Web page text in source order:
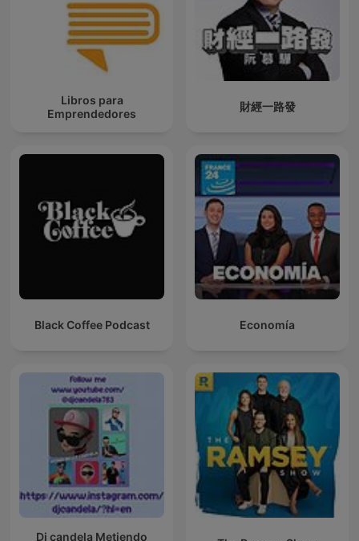
Libros para
Emprendedores
財經一路發
Black Coffee Podcast Economía
Dj candela Metiendo